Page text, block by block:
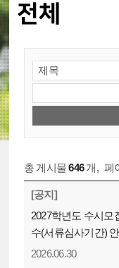
전체
총 게시물646개, 페
[공지]
2027학년도 수시모
수(서류심사기간)
2026.06.30